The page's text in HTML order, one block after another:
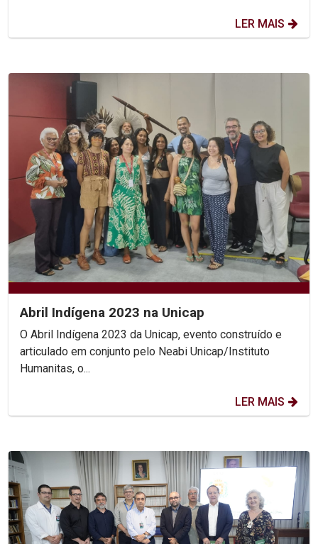
LER MAIS
Abril Indígena 2023 na Unicap
O Abril Indígena 2023 da Unicap, evento construído e
articulado em conjunto pelo Neabi Unicap/Instituto
Humanitas, o...
LER MAIS